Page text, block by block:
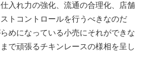
入れ力の強化、流通の合理化、店舗
トコントロールを行うべきなのだ
めになっている小売にそれができな
で頑張るチキンレースの様相を呈し